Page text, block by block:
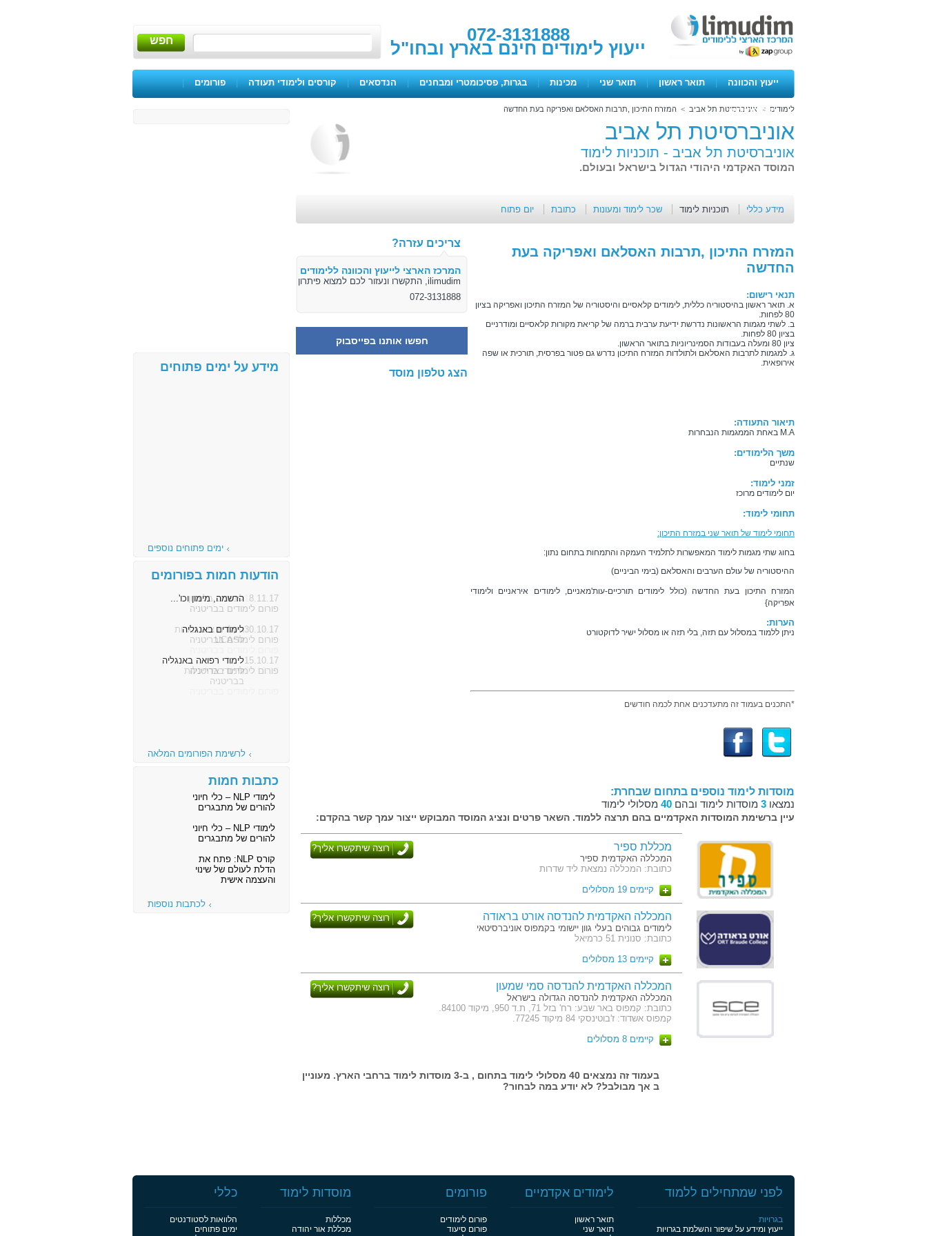
072-3131888
ייעוץ לימודים חינם בארץ ובחו"ל חפש
ייעוץ והכוונה | תואר ראשון | תואר שני | מכינות | בגרות, פסיכומטרי ומבחנים | הנדסאים | קורסים ולימודי תעודה | פורומים |
ימים פתוחיםלימודים > אוניברסיטת תל אביב > המזרח התיכון ,תרבות האסלאם ואפריקה בעת החדשה
אוניברסיטת תל אביב
אוניברסיטת תל אביב - תוכניות לימוד
המוסד האקדמי היהודי הגדול בישראל ובעולם.
מידע כללי תוכניות לימוד שכר לימוד ומעונות כתובת יום פתוח
צריכים עזרה?
המרכז הארצי לייעוץ והכוונה ללימודים
ilimudim, התקשרו ונעזור לכם למצוא פיתרון
072-3131888
חפשו אותנו בפייסבוק
הצג טלפון מוסד
המזרח התיכון ,תרבות האסלאם ואפריקה בעת
החדשה
תנאי רישום:
א. תואר ראשון בהיסטוריה כללית, לימודים קלאסיים והיסטוריה של המזרח התיכון ואפריקה בציון
80 לפחות.
ב. לשתי מגמות הראשונות נדרשת ידיעת ערבית ברמה של קריאת מקורות קלאסיים ומודרניים
בציון 80 לפחות.
ציון 80 ומעלה בעבודות הסמינריוניות בתואר הראשון.
ג. למגמות לתרבות האסלאם ולתולדות המזרח התיכון נדרש גם פטור בפרסית, תורכית או שפה
אירופאית.
תיאור התעודה:
M.A באחת הממגמות הנבחרות
משך הלימודים:
שנתיים
זמני לימוד:
יום לימודים מרוכז
תחומי לימוד:
תחומי לימוד של תואר שני במזרח התיכון:
בחוג שתי מגמות לימוד המאפשרות לתלמיד העמקה והתמחות בתחום נתון:
ההיסטוריה של עולם הערבים והאסלאם (בימי הביניים)
המזרח התיכון בעת החדשה (כולל לימודים תורכיים-עות'מאניים, לימודים איראניים ולימודי
אפריקה}
הערות:
ניתן ללמוד במסלול עם תזה, בלי תזה או מסלול ישיר לדוקטורט
*התכנים בעמוד זה מתעדכנים אחת לכמה חודשים
מוסדות לימוד נוספים בתחום שבחרת:
נמצאו 3 מוסדות לימוד ובהם 40 מסלולי לימוד
עיין ברשימת המוסדות האקדמיים בהם תרצה ללמוד. השאר פרטים ונציג המוסד המבוקש ייצור עמך קשר בהקדם:
מכללת ספיר
המכללה האקדמית ספיר
כתובת: המכללה נמצאת ליד שדרות
רוצה שיתקשרו אליך?
קיימים 19 מסלולים
המכללה האקדמית להנדסה אורט בראודה
לימודים גבוהים בעלי גוון יישומי בקמפוס אוניברסיטאי
כתובת: סנונית 51 כרמיאל
רוצה שיתקשרו אליך?
קיימים 13 מסלולים
המכללה האקדמית להנדסה סמי שמעון
המכללה האקדמית להנדסה הגדולה בישראל
כתובת: קמפוס באר שבע: רח' בזל 71, ת.ד 950, מיקוד 84100.
קמפוס אשדוד: ז'בוטינסקי 84 מיקוד 77245.
רוצה שיתקשרו אליך?
קיימים 8 מסלולים
בעמוד זה נמצאים 40 מסלולי לימוד בתחום , ב-3 מוסדות לימוד ברחבי הארץ. מעוניין
ב אך מבולבל? לא יודע במה לבחור?
מידע על ימים פתוחים
ימים פתוחים נוספים
הודעות חמות בפורומים
8.11.17 הרשמה, מימון וכו'...
פורום לימודים בבריטניה
30.10.17לימודים באנגליה
פורום לימודים בבריטניה
15.10.17לימודי רפואה באנגליה
פורום לימודים בבריטניה
לרשימת הפורומים המלאה
כתבות חמות
לימודי NLP – כלי חיוני
להורים של מתבגרים
לימודי NLP – כלי חיוני
להורים של מתבגרים
קורס NLP: פתח את
הדלת לעולם של שינוי
והעצמה אישית
לכתבות נוספות
לפני שמתחילים ללמוד
בגרויות
ייעוץ ומידע על שיפור והשלמת בגרויות
לימודים אקדמיים
תואר ראשון
תואר שני
פורומים
פורום לימודים
פורום סיעוד
מוסדות לימוד
מכללות
מכללת אור יהודה
כללי
הלוואות לסטודנטים
ימים פתוחים